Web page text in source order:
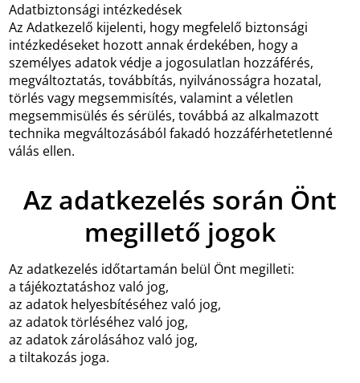
Adatbiztonsági intézkedések
Az Adatkezelő kijelenti, hogy megfelelő biztonsági
intézkedéseket hozott annak érdekében, hogy a
személyes adatok védje a jogosulatlan hozzáférés,
megváltoztatás, továbbítás, nyilvánosságra hozatal,
törlés vagy megsemmisítés, valamint a véletlen
megsemmisülés és sérülés, továbbá az alkalmazott
technika megváltozásából fakadó hozzáférhetetlenné
válás ellen.
Az adatkezelés során Önt
megillető jogok
Az adatkezelés időtartamán belül Önt megilleti:
a tájékoztatáshoz való jog,
az adatok helyesbítéséhez való jog,
az adatok törléséhez való jog,
az adatok zárolásához való jog,
a tiltakozás joga.